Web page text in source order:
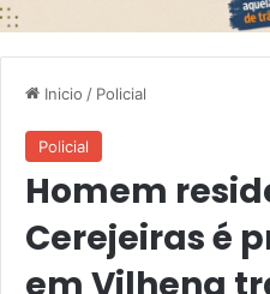
Inicio / Policial
Policial
Homem
Cerejeiras é